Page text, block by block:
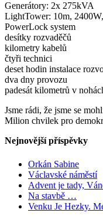
Generátory: 2x 275kVA
LightTower: 10m,
PowerLock system
desítky rozvaděčů
kilometry kabelů
čtyři technici
deset hodin instalace
dva dny provozu
padesát kilometrů v
Jsme rádi, že jsme se
Milion chvilek pro
Nejnovější příspěvky
Orkán Sabine
Václavské náměstí
Advent je tady,
Na stavbě …
Venku Je Hezky.